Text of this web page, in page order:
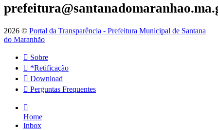
2026 © Portal da Transparência - Prefeitura Municipal de Santana
do Maranhão
Sobre
*Retificação
Download
Perguntas Frequentes
Home
Inbox